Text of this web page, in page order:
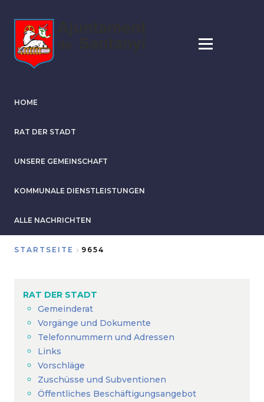
zum
Inhalt
HOME
RAT DER STADT
UNSERE GEMEINSCHAFT
KOMMUNALE DIENSTLEISTUNGEN
ALLE NACHRICHTEN
STARTSEITE 9654
RAT DER STADT
Gemeinderat
Vorgänge und Dokumente
Telefonnummern und Adressen
Links
Vorschläge
Zuschüsse und Subventionen
Öffentliches Beschäftigungsangebot